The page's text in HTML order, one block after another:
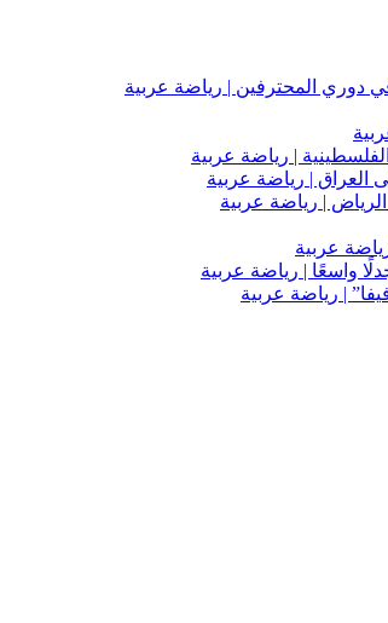
دوري المحترفين | رياضة عربية
| رياضة عربية
العراق | رياضة عربية
عربية
واسعًا | رياضة عربية
| رياضة عربية